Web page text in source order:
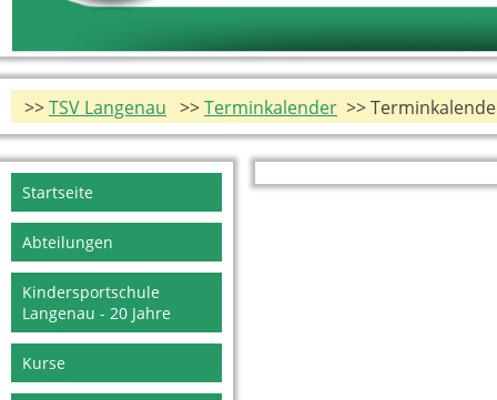
>>TSV Langenau >>Terminkalender >>
Navigation
überspringen
Startseite
Abteilungen
Kindersportschule
Langenau - 20 Jahre
Kurse